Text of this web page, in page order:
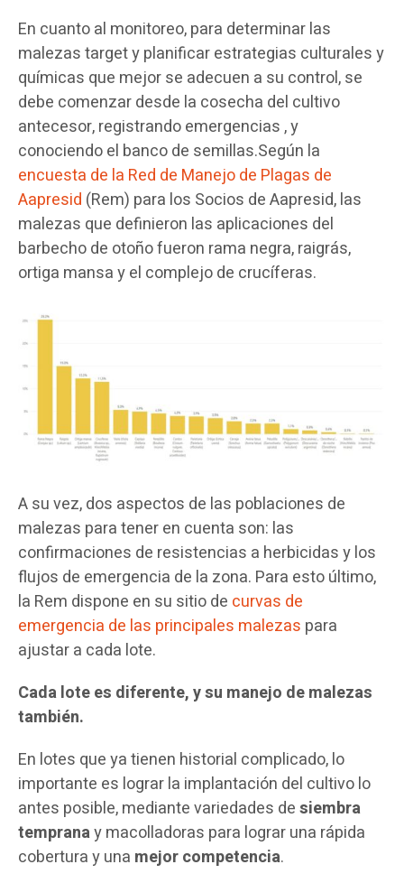
En cuanto al monitoreo, para determinar las
malezas target y planificar estrategias culturales y
químicas que mejor se adecuen a su control, se
debe comenzar desde la cosecha del cultivo
antecesor, registrando emergencias , y
conociendo el banco de semillas.Según la
encuesta de la Red de Manejo de Plagas de
Aapresid (Rem) para los Socios de Aapresid, las
malezas que definieron las aplicaciones del
barbecho de otoño fueron rama negra, raigrás,
ortiga mansa y el complejo de crucíferas.
A su vez, dos aspectos de las poblaciones de
malezas para tener en cuenta son: las
confirmaciones de resistencias a herbicidas y los
flujos de emergencia de la zona. Para esto último,
la Rem dispone en su sitio de curvas de
emergencia de las principales malezas para
ajustar a cada lote.
Cada lote es diferente, y su manejo de malezas
también.
En lotes que ya tienen historial complicado, lo
importante es lograr la implantación del cultivo lo
antes posible, mediante variedades desiembra
tempranay macolladoras para lograr una rápida
cobertura y una mejor competencia.